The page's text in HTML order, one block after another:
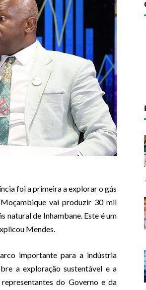
foi a primeira a explorar o gás
vai produzir 30 mil
natural de Inhambane. Este é um
Mendes.
importante para a indústria
a exploração sustentável e a
do Governo e da